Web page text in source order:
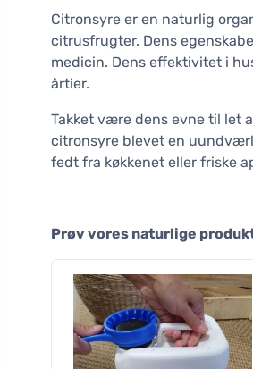
Citronsyre er en naturlig
citrusfrugter. Dens
medicin. Dens effektivitet i
årtier.
Takket være dens evne til let
citronsyre blevet en
fedt fra køkkenet eller friske
Prøv vores naturlige